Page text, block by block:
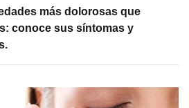
más dolorosas que
conoce sus síntomas y